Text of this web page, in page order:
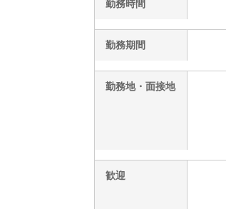
勤務時間
勤務期間
勤務地・面接地
歓迎